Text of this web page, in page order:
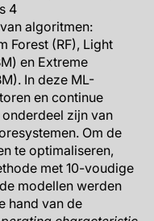
4
algoritmen:
Forest (RF), Light
en Extreme
In deze ML-
en continue
zijn van
Om de
te optimaliseren,
met 10-voudige
modellen werden
hand van de